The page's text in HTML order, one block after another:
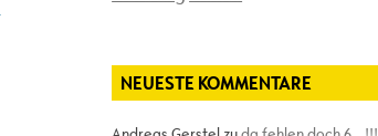
NEUESTE KOMMENTARE